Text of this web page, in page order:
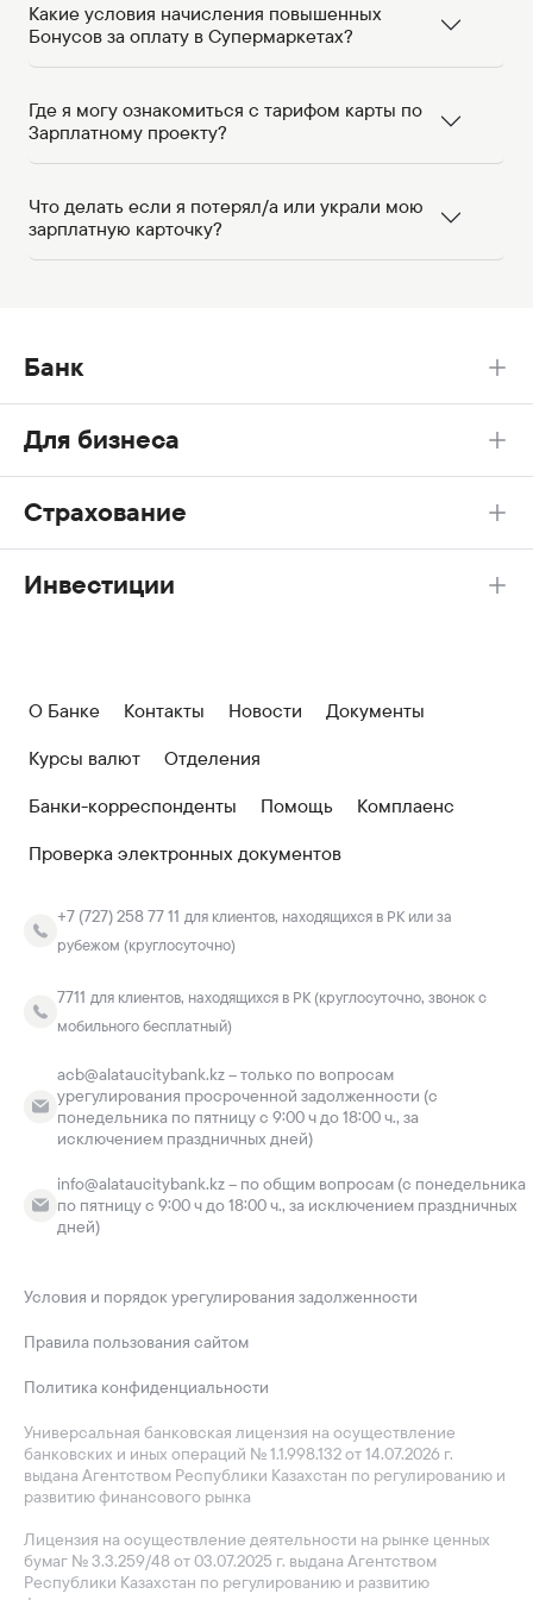
Какие условия начисления повышенных
Бонусов за оплату в Супермаркетах?
Где я могу ознакомиться с тарифом карты по
Зарплатному проекту?
Что делать если я потерял/а или украли мою
зарплатную карточку?
Банк
Для бизнеса
Страхование
Инвестиции
О Банке Контакты Новости
Документы
Курсы валют
Отделения
Банки-корреспонденты
Помощь
Комплаенс
Проверка электронных документов
+7 (727) 258 77 11 для клиентов, находящихся в РК или за
рубежом (круглосуточно)
7711 для клиентов, находящихся в РК (круглосуточно, звонок с
мобильного бесплатный)
acb@alataucitybank.kz – только по вопросам
урегулирования просроченной задолженности (с
понедельника по пятницу с 9:00 ч до 18:00 ч., за
исключением праздничных дней)
info@alataucitybank.kz – по общим вопросам (с понедельника
по пятницу с 9:00 ч до 18:00 ч., за исключением праздничных
дней)
Универсальная банковская лицензия на осуществление
банковских и иных операций № 1.1.998.132 от 14.07.2026 г.
выдана Агентством Республики Казахстан по регулированию и
развитию финансового рынка
Лицензия на осуществление деятельности на рынке ценных
бумаг № 3.3.259/48 от 03.07.2025 г. выдана Агентством
Республики Казахстан по регулированию и развитию
Условия и порядок урегулирования задолженности
Правила пользования сайтом
Политика конфиденциальности